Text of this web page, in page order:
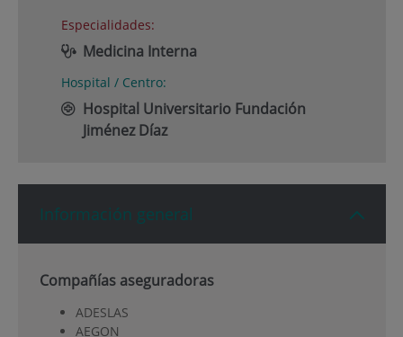
Especialidades:
Medicina Interna
Hospital / Centro:
Hospital Universitario Fundación
Jiménez Díaz
Información general
Compañías aseguradoras
ADESLAS
AEGON